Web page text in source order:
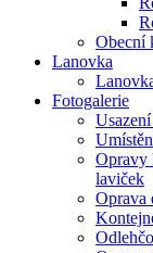
Obecní
Lanovka
Fotogalerie
Opravy
laviček
Oprava